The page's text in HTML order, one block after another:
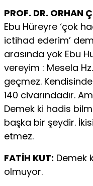
PROF. DR. ORHAN
Ebu Hüreyre ‘çok
ictihad ederim’
arasında yok Ebu
vereyim : Mesela
geçmez.
140 civarındadır.
Demek ki hadis
başka bir şeydir.
etmez.
FATİH KUT: Demek
olmuyor.